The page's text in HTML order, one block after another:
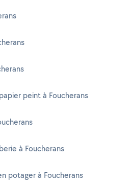
peint à Foucherans
à Foucherans
potager à Foucherans